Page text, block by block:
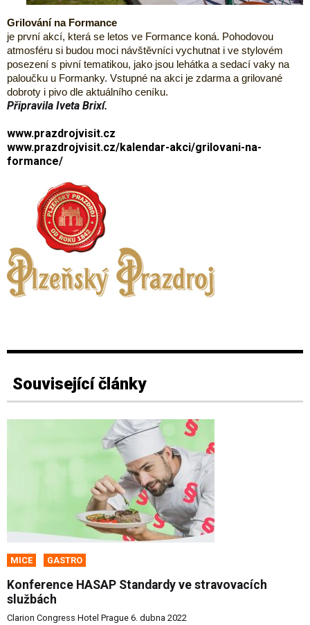
Grilování na Formance
je první akcí, která se letos ve Formance koná. Pohodovou
atmosféru si budou moci návštěvníci vychutnat i ve stylovém
posezení s pivní tematikou, jako jsou lehátka a sedací vaky na
paloučku u Formanky. Vstupné na akci je zdarma a grilované
dobroty i pivo dle aktuálního ceníku.
Připravila Iveta Brixí.
www.prazdrojvisit.cz
www.prazdrojvisit.cz/kalendar-akci/grilovani-na-
formance/
Související články
MICE GASTRO
Konference HASAP Standardy ve stravovacích
službách
Clarion Congress Hotel Prague 6. dubna 2022